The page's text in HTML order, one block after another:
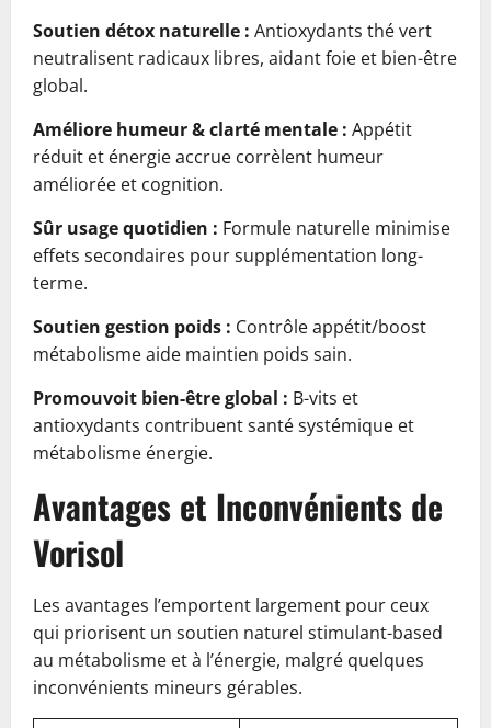
Soutien détox naturelle : Antioxydants thé vert
neutralisent radicaux libres, aidant foie et bien-être
global.
Améliore humeur & clarté mentale : Appétit
réduit et énergie accrue corrèlent humeur
améliorée et cognition.
Sûr usage quotidien : Formule naturelle minimise
effets secondaires pour supplémentation long-
terme.
Soutien gestion poids : Contrôle appétit/boost
métabolisme aide maintien poids sain.
Promouvoit bien-être global : B-vits et
antioxydants contribuent santé systémique et
métabolisme énergie.
Avantages et Inconvénients de
Vorisol
Les avantages l’emportent largement pour ceux
qui priorisent un soutien naturel stimulant-based
au métabolisme et à l’énergie, malgré quelques
inconvénients mineurs gérables.